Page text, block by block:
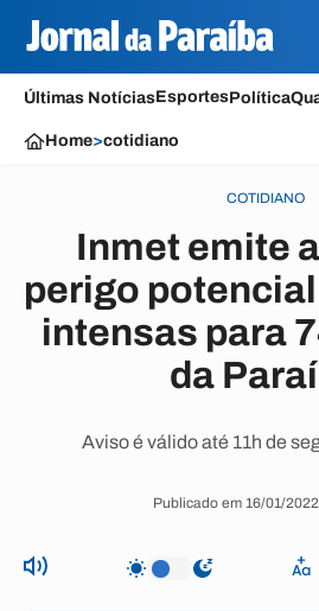
Últimas NotíciasEsportesPolítica
Home>cotidiano
COTIDIANO
Inmet emite
perigo
intensas para
da
Aviso é válido até 11h de
Publicado em 16/01/